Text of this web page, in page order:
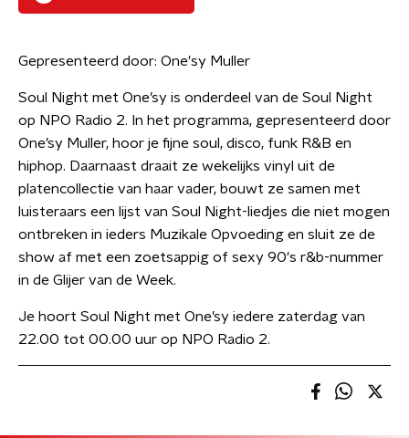
Gepresenteerd door: One'sy Muller
Soul Night met One’sy is onderdeel van de Soul Night
op NPO Radio 2. In het programma, gepresenteerd door
One’sy Muller, hoor je fijne soul, disco, funk R&B en
hiphop. Daarnaast draait ze wekelijks vinyl uit de
platencollectie van haar vader, bouwt ze samen met
luisteraars een lijst van Soul Night-liedjes die niet mogen
ontbreken in ieders Muzikale Opvoeding en sluit ze de
show af met een zoetsappig of sexy 90's r&b-nummer
in de Glijer van de Week.
Je hoort Soul Night met One’sy iedere zaterdag van
22.00 tot 00.00 uur op NPO Radio 2.